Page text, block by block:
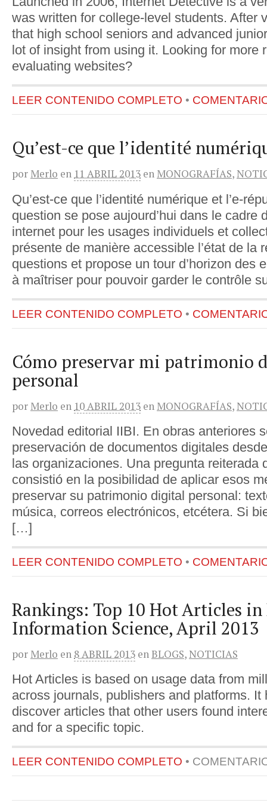
was written for college-level students. After
that high school seniors and advanced
lot of insight from using it. Looking for more
evaluating websites?
LEER CONTENIDO COMPLETO •
Qu’est-ce que l’identité
por Merlo en 11 ABRIL 2013 en MONOGRAFÍAS,
Qu’est-ce que l’identité numérique et l’e-
question se pose aujourd’hui dans le cadre
internet pour les usages individuels et
présente de manière accessible l’état de la
questions et propose un tour d’horizon des
à maîtriser pour pouvoir garder le contrôle
LEER CONTENIDO COMPLETO •
Cómo preservar mi patrimonio
personal
por Merlo en 10 ABRIL 2013 en MONOGRAFÍAS,
Novedad editorial IIBI. En obras anteriores
preservación de documentos digitales
las organizaciones. Una pregunta reiterada
consistió en la posibilidad de aplicar esos
preservar su patrimonio digital personal:
música, correos electrónicos, etcétera. Si
[…]
LEER CONTENIDO COMPLETO •
Rankings: Top 10 Hot Articles
Information Science, April 2013
por Merlo en 8 ABRIL 2013 enBLOGS,NOTICIAS
Hot Articles is based on usage data from
across journals, publishers and platforms. It
discover articles that other users found
and for a specific topic.
LEER CONTENIDO COMPLETO •